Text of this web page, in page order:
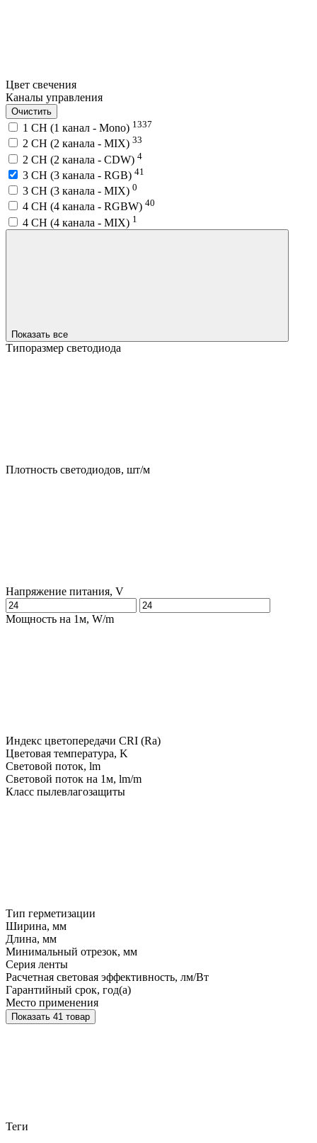
Цвет свечения
Каналы управления
Очистить
1 CH (1 канал - Mono) 1337
2 CH (2 канала - MIX) 33
2 CH (2 канала - CDW) 4
3 CH (3 канала - RGB) 41
3 CH (3 канала - MIX) 0
4 CH (4 канала - RGBW) 40
4 CH (4 канала - MIX) 1
Показать все
Типоразмер светодиода
Плотность светодиодов, шт/м
Напряжение питания, V
Мощность на 1м, W/m
Индекс цветопередачи CRI (Ra)
Цветовая температура, K
Световой поток, lm
Световой поток на 1м, lm/m
Класс пылевлагозащиты
Тип герметизации
Ширина, мм
Длина, мм
Минимальный отрезок, мм
Серия ленты
Расчетная световая эффективность, лм/Вт
Гарантийный срок, год(а)
Место применения
Показать 41 товар
Теги